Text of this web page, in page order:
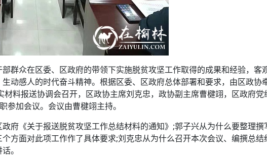
群众在区委、区政府的带领下实施脱贫攻坚工作取得的成果和经验，
动感人的时代奋斗精神。根据区委、区政府总体部署和要求，由区政
料报送协调会召开，区政协主席刘克忠，政协副主席曹楗翊，区政府党
参加会议。会议由曹楗翊主持。
府《关于报送脱贫攻坚工作总结材料的通知》;郭子兴从为什么要整理
方面对此项工作作了具体要求;刘克忠从为什么召开本次会议、编撰总
。